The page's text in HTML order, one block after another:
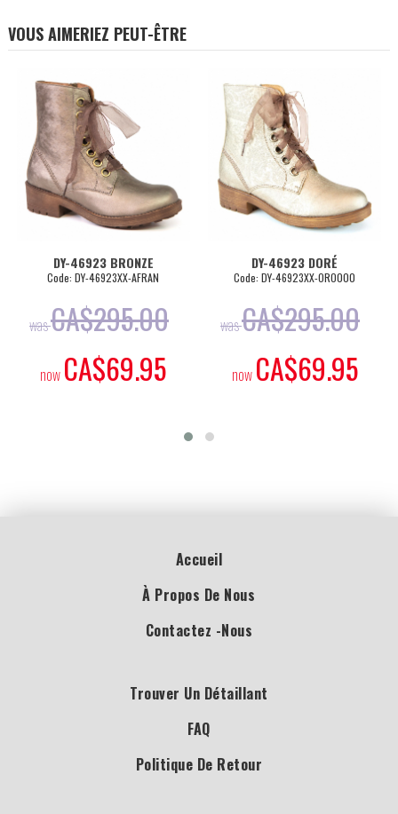
VOUS AIMERIEZ PEUT-ÊTRE
DY-46923 BRONZE
Code: DY-46923XX-AFRAN
wasCA$295.00
now CA$69.95
DY-46923 DORÉ
Code: DY-46923XX-ORO000
wasCA$295.00
now CA$69.95
Accueil
À Propos De Nous
Contactez -nous
Trouver Un Détaillant
FAQ
Politique De Retour